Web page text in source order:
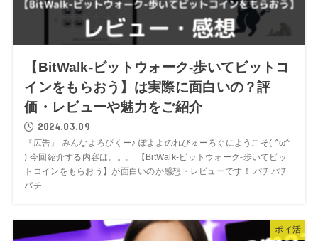
【BitWalk-ビットウォーク-歩いてビットコ
インをもらおう】は実際に面白いの？評
価・レビューや魅力をご紹介
2024.03.09
『広告』 みんなよろぴくー♪ ぽよよのれびゅーろぐにようこそ( ^ω^
) 今回紹介する内容は。。。 【BitWalk-ビットウォーク-歩いてビッ
トコインをもらおう】が面白いのか感想・レビューです！ パチパチ
パチ...
ポイ活